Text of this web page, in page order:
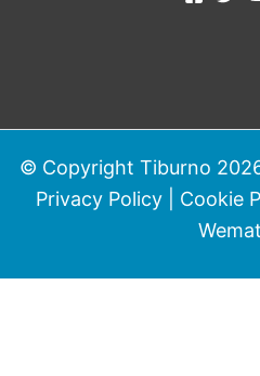
© Copyright Tiburno 2026
Privacy Policy| Cookie